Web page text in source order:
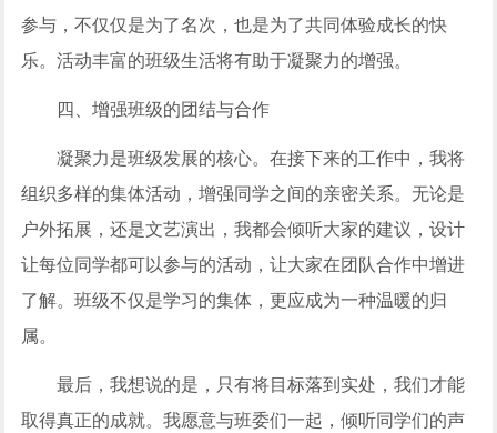
参与，不仅仅是为了名次，也是为了共同体验成长的快
乐。活动丰富的班级生活将有助于凝聚力的增强。
四、增强班级的团结与合作
凝聚力是班级发展的核心。在接下来的工作中，我将
组织多样的集体活动，增强同学之间的亲密关系。无论是
户外拓展，还是文艺演出，我都会倾听大家的建议，设计
让每位同学都可以参与的活动，让大家在团队合作中增进
了解。班级不仅是学习的集体，更应成为一种温暖的归
属。
最后，我想说的是，只有将目标落到实处，我们才能
取得真正的成就。我愿意与班委们一起，倾听同学们的声